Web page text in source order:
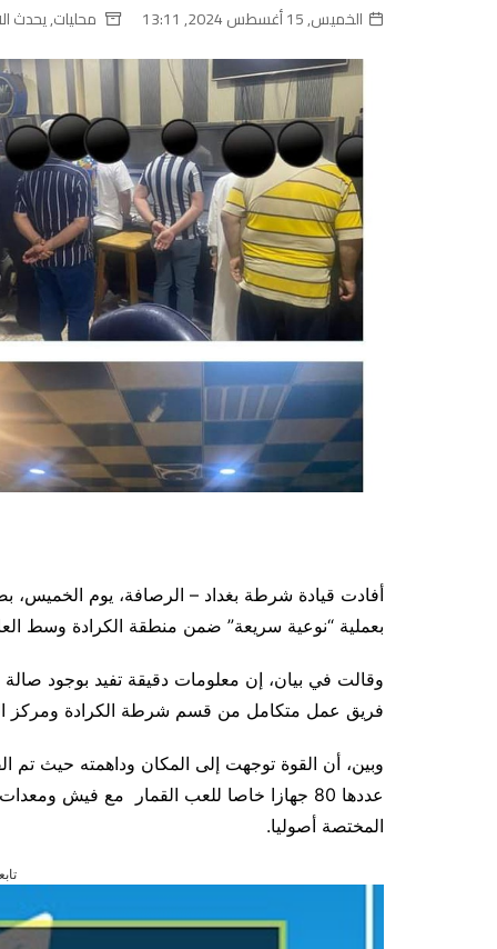
الخميس, 15 أغسطس 2024, 13:11 محليات,يحدث
بعملية “نوعية سريعة” ضمن منطقة الكرادة وسط
وقالت في بيان، إن معلومات دقيقة تفيد بوجود
فريق عمل متكامل من قسم شرطة الكرادة ومركز
وبين، أن القوة توجهت إلى المكان وداهمته حيث
عددها 80 جهازا خاصا للعب القمار مع فيش
المختصة أصوليا.